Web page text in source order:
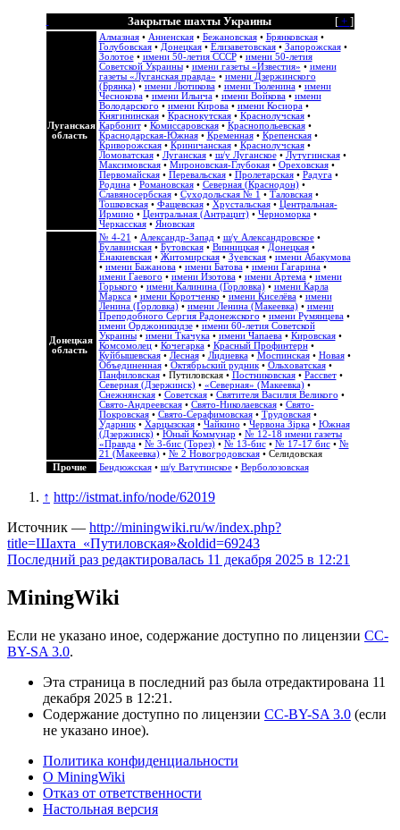
[+ ]
Закрытые шахты Украины
Луганская
область
Алмазная• Анненская• Бежановская• Брянковская•
Голубовская• Донецкая• Елизаветовская• Запорожская•
Золотое• имени 50-летия СССР• имени 50-летия
Советской Украины• имени газеты «Известия» • имени
газеты «Луганская правда» • имени Дзержинского
(Брянка)• имени Лютикова• имени Тюленина• имени
Чеснокова• имени Ильича• имени Войкова• имени
Володарского • имени Кирова• имени Косиора•
Княгининская• Краснокутская• Краснолучская•
Карбонит• Комиссаровская• Краснопольевская•
Краснодарская-Южная• Кременная• Крепенская•
Криворожская• Криничанская• Краснолучская•
Ломоватская• Луганская• ш/у Луганское• Лутугинская•
Максимовская• Мироновская-Глубокая• Ореховская•
Первомайская• Перевальская• Пролетарская• Радуга•
Родина• Романовская• Северная (Краснодон)•
Славяносербская• Суходольская № 1 • Таловская•
Тошковская• Фащевская• Хрустальская• Центральная-
Ирмино • Центральная (Антрацит)• Черноморка•
Черкасская• Яновская
Донецкая
область
№ 4-21 • Александр-Запад • ш/у Александровское•
Булавинская• Бутовская• Винницкая• Донецкая•
Енакиевская• Житомирская• Зуевская• имени Абакумова
• имени Бажанова• имени Батова• имени Гагарина•
имени Гаевого • имени Изотова• имени Артема• имени
Горького • имени Калинина (Горловка)• имени Карла
Маркса• имени Коротченко • имени Киселёва• имени
Ленина (Горловка)• имени Ленина (Макеевка)• имени
Преподобного Сергия Радонежского • имени Румянцева•
имени Орджоникидзе• имени 60-летия Советской
Украины• имени Ткачука• имени Чапаева• Кировская•
Комсомолец• Кочегарка• Красный Профинтерн•
Куйбышевская• Лесная• Лидиевка• Моспинская• Новая•
Объединенная• Октябрьский рудник• Ольховатская•
Панфиловская• Путиловская• Постниковская• Рассвет•
Северная (Дзержинск)• «Северная» (Макеевка)•
Снежнянская• Советская• Святителя Василия Великого •
Свято-Андреевская• Свято-Николаевская• Свято-
Покровская• Свято-Серафимовская• Трудовская•
Ударник• Харцызская• Чайкино • Червона Зірка• Южная
(Дзержинск)• Юный Коммунар • № 12-18 имени газеты
«Правда• № 3-бис (Торез)• № 13-бис• № 17-17 бис• №
21 (Макеевка)• № 2 Новогродовская• Селидовская
Прочие
Бендюжская• ш/у Ватутинское• Верболозовская
↑ http://istmat.info/node/62019
Источник — http://miningwiki.ru/w/index.php?
title=Шахта_«Путиловская»&oldid=69243
Последний раз редактировалась 11 декабря 2025 в 12:21
MiningWiki
Если не указано иное, содержание доступно по лицензии CC-
BY-SA 3.0.
Эта страница в последний раз была отредактирована 11
декабря 2025 в 12:21.
Содержание доступно по лицензии CC-BY-SA 3.0 (если
не указано иное).
Политика конфиденциальности
О MiningWiki
Отказ от ответственности
Настольная версия